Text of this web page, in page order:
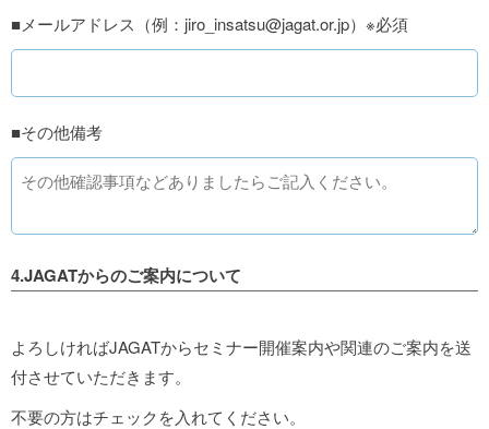
■メールアドレス（例：jiro_insatsu@jagat.or.jp）※必須
■その他備考
4.JAGATからのご案内について
よろしければJAGATからセミナー開催案内や関連のご案内を送
付させていただきます。
不要の方はチェックを入れてください。